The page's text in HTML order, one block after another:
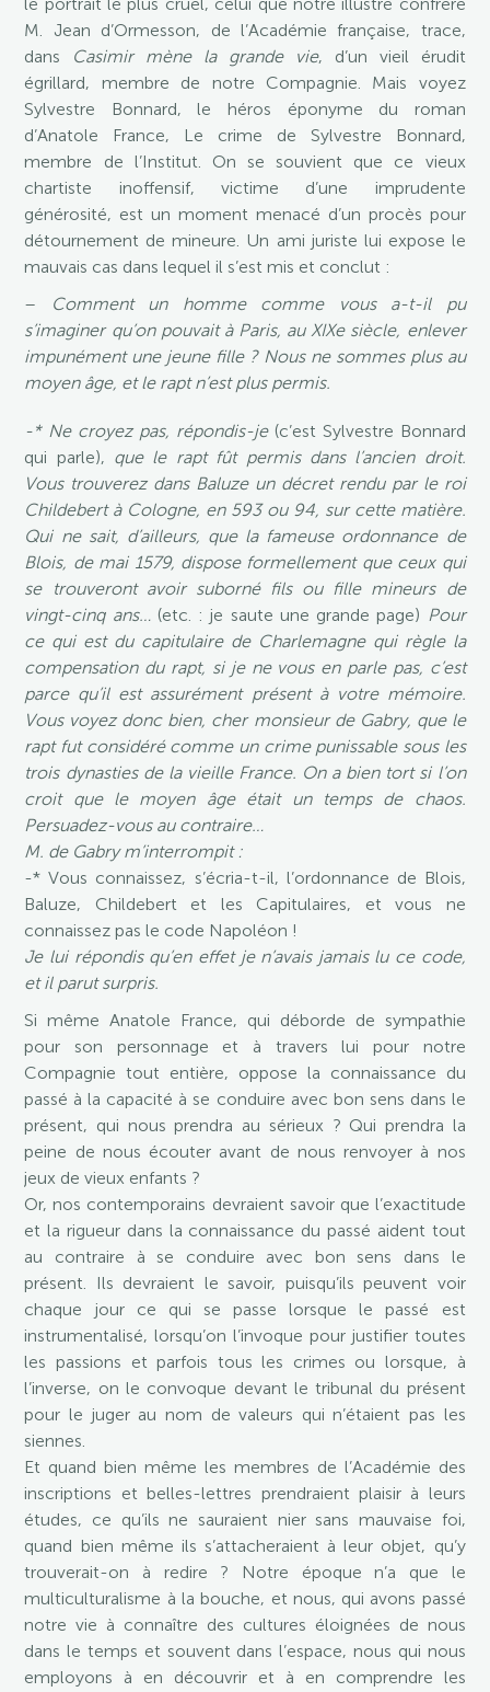
M. Jean d’Ormesson, de l’Académie française, trace,
dans Casimir mène la grande vie, d’un vieil érudit
égrillard, membre de notre Compagnie. Mais voyez
Sylvestre Bonnard, le héros éponyme du roman
d’Anatole France, Le crime de Sylvestre Bonnard,
membre de l’Institut. On se souvient que ce vieux
chartiste inoffensif, victime d’une imprudente
générosité, est un moment menacé d’un procès pour
détournement de mineure. Un ami juriste lui expose le
mauvais cas dans lequel il s’est mis et conclut :
–
Comment un homme comme vous a-t-il pu
s’imaginer qu’on pouvait à Paris, au XIXe siècle, enlever
impunément une jeune fille ? Nous ne sommes plus au
moyen âge, et le rapt n’est plus permis.
-* Ne croyez pas, répondis-je (c’est Sylvestre Bonnard
qui parle), que le rapt fût permis dans l’ancien droit.
Vous trouverez dans Baluze un décret rendu par le roi
Childebert à Cologne, en 593 ou 94, sur cette matière.
Qui ne sait, d’ailleurs, que la fameuse ordonnance de
Blois, de mai 1579, dispose formellement que ceux qui
se trouveront avoir suborné fils ou fille mineurs de
vingt-cinq ans… (etc. : je saute une grande page) Pour
ce qui est du capitulaire de Charlemagne qui règle la
compensation du rapt, si je ne vous en parle pas, c’est
parce qu’il est assurément présent à votre mémoire.
Vous voyez donc bien, cher monsieur de Gabry, que le
rapt fut considéré comme un crime punissable sous les
trois dynasties de la vieille France. On a bien tort si l’on
croit que le moyen âge était un temps de chaos.
Persuadez-vous au contraire…
M. de Gabry m’interrompit :
-* Vous connaissez, s’écria-t-il, l’ordonnance de Blois,
Baluze, Childebert et les Capitulaires, et vous ne
connaissez pas le code Napoléon !
Je lui répondis qu’en effet je n’avais jamais lu ce code,
et il parut surpris.
Si même Anatole France, qui déborde de sympathie
pour son personnage et à travers lui pour notre
Compagnie tout entière, oppose la connaissance du
passé à la capacité à se conduire avec bon sens dans le
présent, qui nous prendra au sérieux ? Qui prendra la
peine de nous écouter avant de nous renvoyer à nos
jeux de vieux enfants ?
Or, nos contemporains devraient savoir que l’exactitude
et la rigueur dans la connaissance du passé aident tout
au contraire à se conduire avec bon sens dans le
présent. Ils devraient le savoir, puisqu’ils peuvent voir
chaque jour ce qui se passe lorsque le passé est
instrumentalisé, lorsqu’on l’invoque pour justifier toutes
les passions et parfois tous les crimes ou lorsque, à
l’inverse, on le convoque devant le tribunal du présent
pour le juger au nom de valeurs qui n’étaient pas les
siennes.
Et quand bien même les membres de l’Académie des
inscriptions et belles-lettres prendraient plaisir à leurs
études, ce qu’ils ne sauraient nier sans mauvaise foi,
quand bien même ils s’attacheraient à leur objet, qu’y
trouverait-on à redire ? Notre époque n’a que le
multiculturalisme à la bouche, et nous, qui avons passé
notre vie à connaître des cultures éloignées de nous
dans le temps et souvent dans l’espace, nous qui nous
employons à en découvrir et à en comprendre les